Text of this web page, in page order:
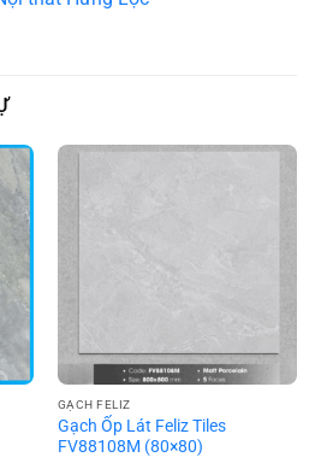
GẠCH FELIZ
Gạch Ốp Lát Feliz Tiles
FV88108M (80×80)